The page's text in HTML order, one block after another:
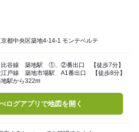
都中央区築地4-14-1 モンテベルテ
比谷線 築地駅 ①、②番出口 【徒歩7分】
江戸線 築地市場駅 A1番出口 【徒歩8分】
地駅から322m
ログアプリで地図を開く